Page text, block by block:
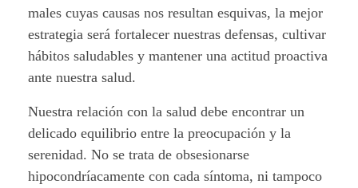
males cuyas causas nos resultan esquivas, la mejor
estrategia será fortalecer nuestras defensas, cultivar
hábitos saludables y mantener una actitud proactiva
ante nuestra salud.
Nuestra relación con la salud debe encontrar un
delicado equilibrio entre la preocupación y la
serenidad. No se trata de obsesionarse
hipocondríacamente con cada síntoma, ni tampoco